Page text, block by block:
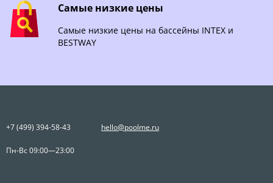
Самые низкие цены
Самые низкие цены на бассейны INTEX и
BESTWAY
+7 (499) 394-58-43 hello@poolme.ru
Пн-Вс 09:00—23:00